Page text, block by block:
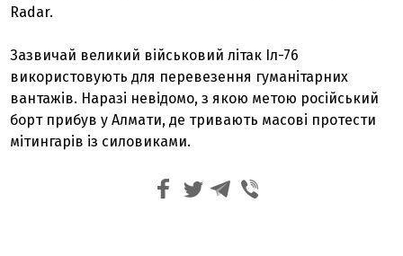
Radar.
Зазвичай великий військовий літак Іл-76
використовують для перевезення гуманітарних
вантажів. Наразі невідомо, з якою метою російський
борт прибув у Алмати, де тривають масові протести
мітингарів із силовиками.